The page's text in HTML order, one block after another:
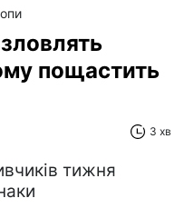
пощастить
3 хв
тижня